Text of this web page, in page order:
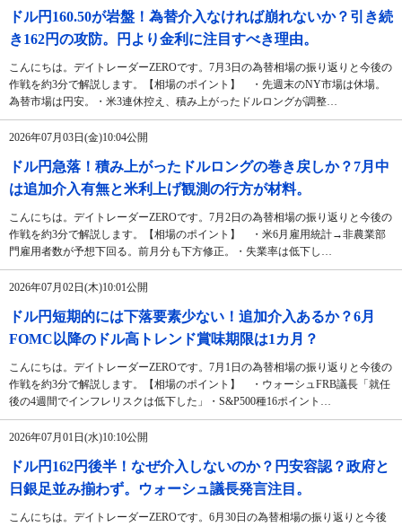
ドル円160.50が岩盤！為替介入なければ崩れないか？引き続
き162円の攻防。円より金利に注目すべき理由。
こんにちは。デイトレーダーZEROです。7月3日の為替相場の振り返りと今後の
作戦を約3分で解説します。【相場のポイント】 ・先週末のNY市場は休場。
為替市場は円安。・米3連休控え、積み上がったドルロングが調整…
2026年07月03日(金)10:04公開
ドル円急落！積み上がったドルロングの巻き戻しか？7月中
は追加介入有無と米利上げ観測の行方が材料。
こんにちは。デイトレーダーZEROです。7月2日の為替相場の振り返りと今後の
作戦を約3分で解説します。【相場のポイント】 ・米6月雇用統計→非農業部
門雇用者数が予想下回る。前月分も下方修正。・失業率は低下し…
2026年07月02日(木)10:01公開
ドル円短期的には下落要素少ない！追加介入あるか？6月
FOMC以降のドル高トレンド賞味期限は1カ月？
こんにちは。デイトレーダーZEROです。7月1日の為替相場の振り返りと今後の
作戦を約3分で解説します。【相場のポイント】 ・ウォーシュFRB議長「就任
後の4週間でインフレリスクは低下した」・S&P500種16ポイント…
2026年07月01日(水)10:10公開
ドル円162円後半！なぜ介入しないのか？円安容認？政府と
日銀足並み揃わず。ウォーシュ議長発言注目。
こんにちは。デイトレーダーZEROです。6月30日の為替相場の振り返りと今後